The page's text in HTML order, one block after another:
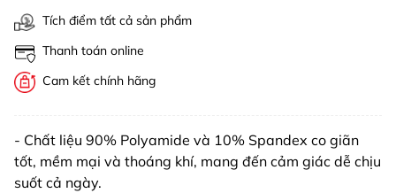
Tích điểm tất cả sản phẩm
Thanh toán online
Cam kết chính hãng
- Chất liệu 90% Polyamide và 10% Spandex co giãn
tốt, mềm mại và thoáng khí, mang đến cảm giác dễ chịu
suốt cả ngày.